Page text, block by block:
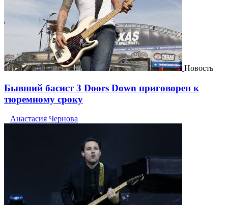
Новость
Бывший басист 3 Doors Down приговорен к
тюремному сроку
Анастасия Чернова